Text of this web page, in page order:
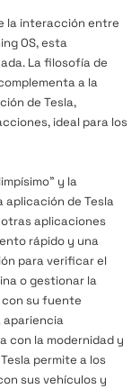
la interacción entre
OS, esta
La filosofía de
a la
de Tesla,
ideal para los
y la
aplicación de Tesla
aplicaciones
rápido y una
para verificar el
o gestionar la
con su fuente
con la modernidad y
permite a los
sus vehículos y